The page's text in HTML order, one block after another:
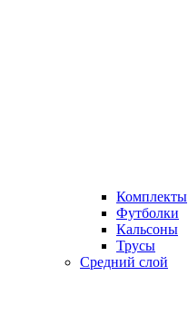
Комплекты
Футболки
Кальсоны
Трусы
Средний слой